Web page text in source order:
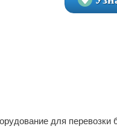
для перевозки